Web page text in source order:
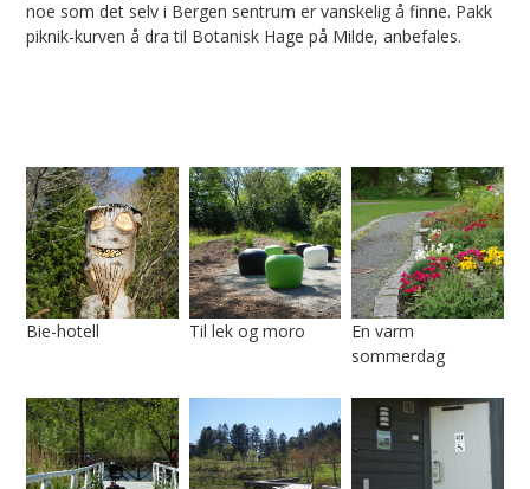
noe som det selv i Bergen sentrum er vanskelig å finne. Pakk
piknik-kurven å dra til Botanisk Hage på Milde, anbefales.
Bie-hotell Til lek og moro
En varm
sommerdag